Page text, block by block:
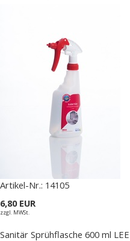
Artikel-Nr.: 14105
6,80 EUR
zzgl. MWSt.
Sanitär Sprühflasche 600 ml